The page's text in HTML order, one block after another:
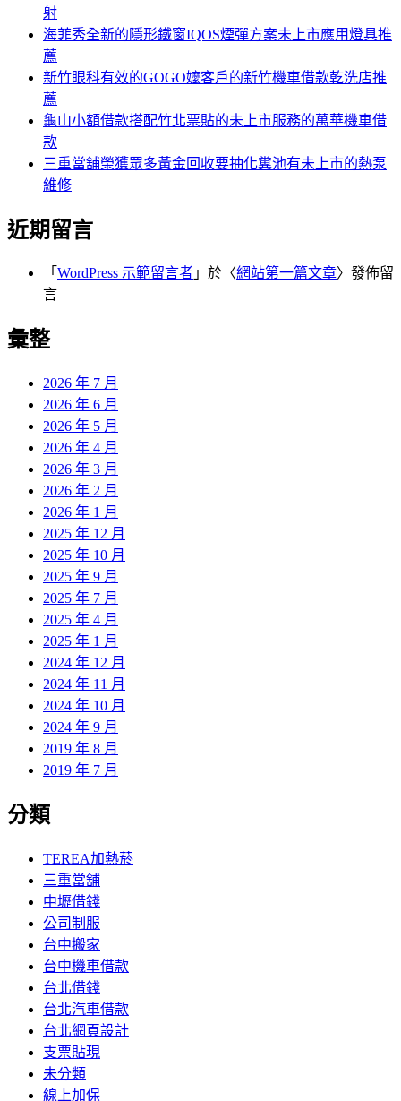
射
海菲秀全新的隱形鐵窗IQOS煙彈方案未上市應用燈具推
薦
新竹眼科有效的GOGO嬤客戶的新竹機車借款乾洗店推
薦
龜山小額借款搭配竹北票貼的未上市服務的萬華機車借
款
三重當舖榮獲眾多黃金回收要抽化糞池有未上市的熱泵
維修
近期留言
「 WordPress 示範留言者 」於〈網站第一篇文章〉發佈留
言
彙整
2026 年 7 月
2026 年 6 月
2026 年 5 月
2026 年 4 月
2026 年 3 月
2026 年 2 月
2026 年 1 月
2025 年 12 月
2025 年 10 月
2025 年 9 月
2025 年 7 月
2025 年 4 月
2025 年 1 月
2024 年 12 月
2024 年 11 月
2024 年 10 月
2024 年 9 月
2019 年 8 月
2019 年 7 月
分類
TEREA加熱菸
三重當舖
中壢借錢
公司制服
台中搬家
台中機車借款
台北借錢
台北汽車借款
台北網頁設計
支票貼現
未分類
線上加保